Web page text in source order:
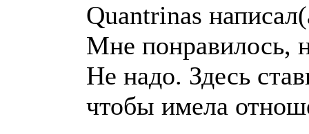
Quantrinas
Мне понравилось,
Не надо. Здесь
чтобы имела